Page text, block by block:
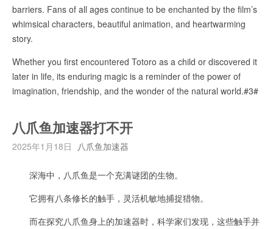
barriers. Fans of all ages continue to be enchanted by the film’s
whimsical characters, beautiful animation, and heartwarming
story.
Whether you first encountered Totoro as a child or discovered it
later in life, its enduring magic is a reminder of the power of
imagination, friendship, and the wonder of the natural world.#3#
八爪鱼加速器打不开
2025年1月18日 八爪鱼加速器
深海中，八爪鱼是一个充满谜团的生物。
它拥有八条修长的触手，灵活机敏地捕捉猎物。
而在探究八爪鱼身上的加速器时，科学家们发现，这些触手并